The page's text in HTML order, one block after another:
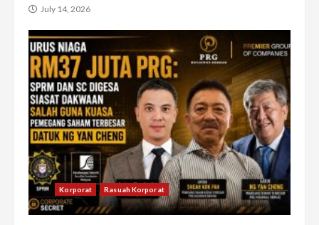
July 14, 2026
Korporat Rasuah Korporat